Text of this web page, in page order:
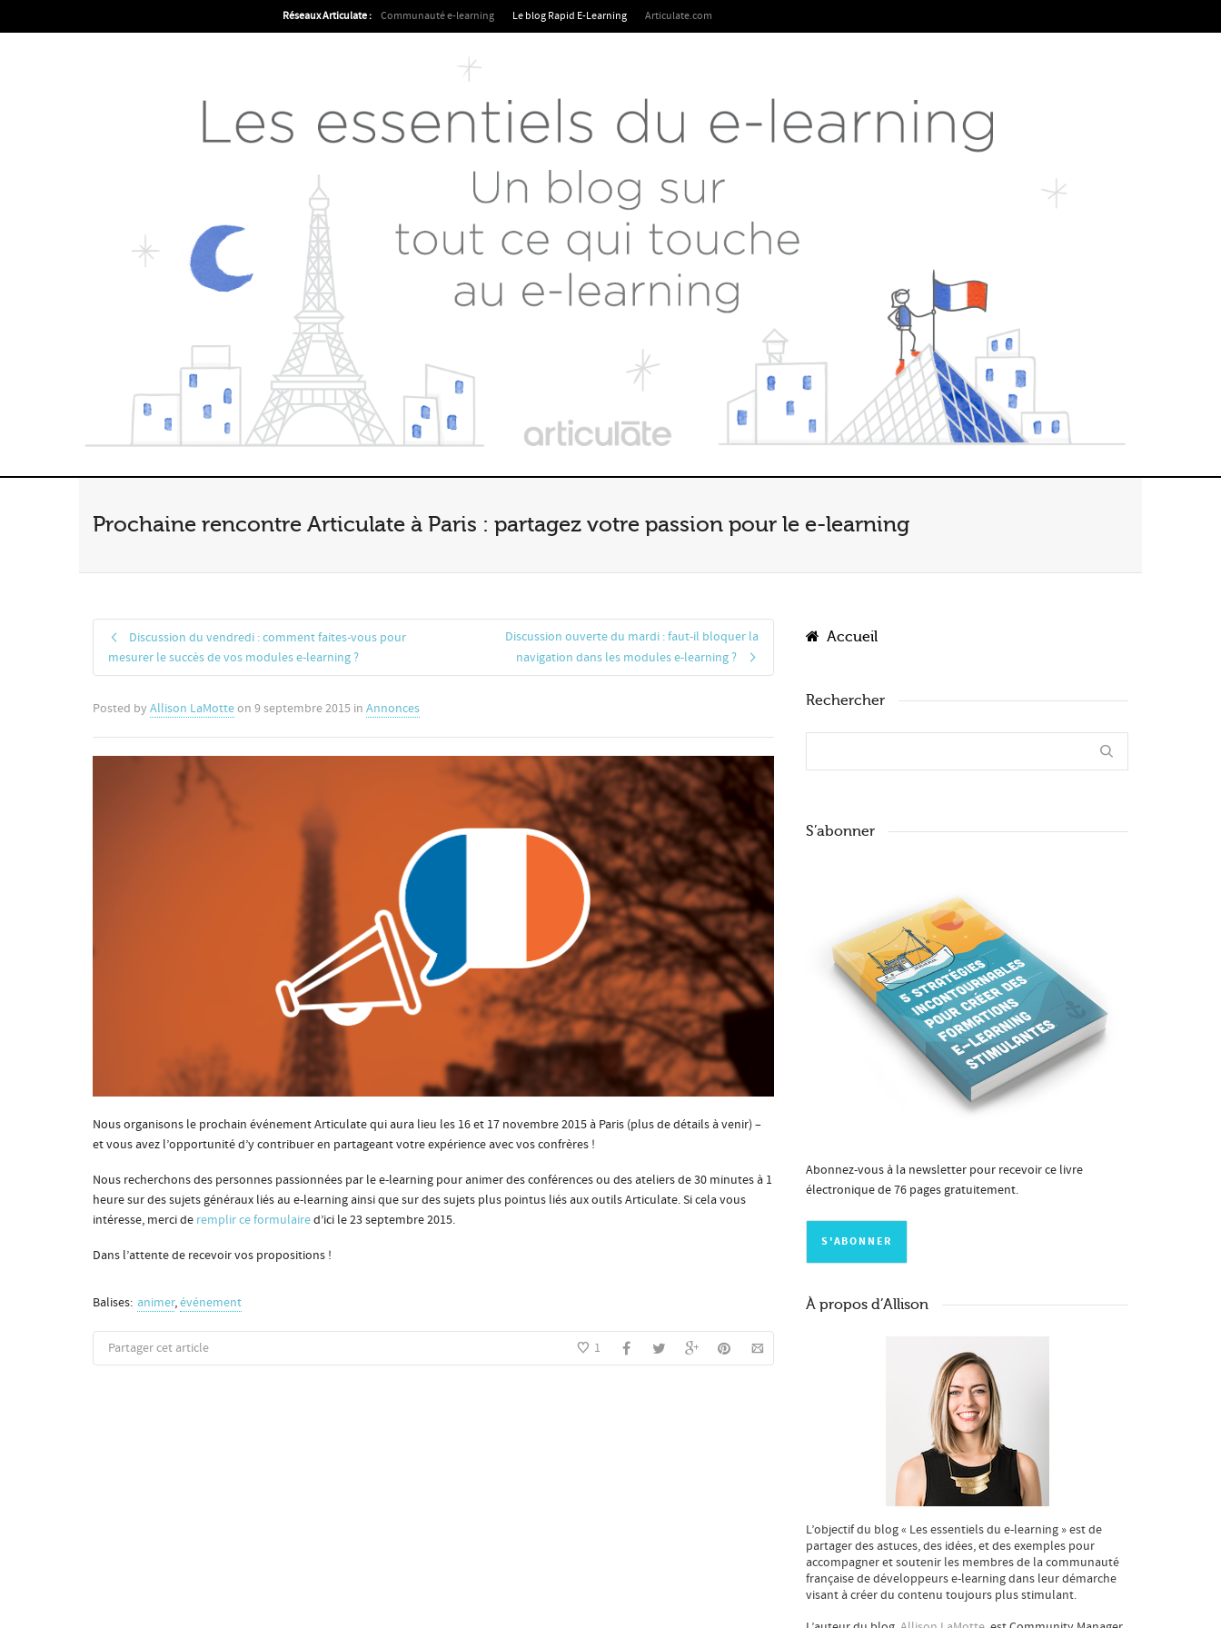
Réseaux Articulate : Communauté e-learning Le blog Rapid E-Learning Articulate.com
Prochaine rencontre Articulate à Paris : partagez votre passion pour le e-learning
Discussion du vendredi : comment faites-vous pour
mesurer le succès de vos modules e-learning ?
Discussion ouverte du mardi : faut-il bloquer la
navigation dans les modules e-learning ?
Posted by Allison LaMotteon 9 septembre 2015 in Annonces
Nous organisons le prochain événement Articulate qui aura lieu les 16 et 17 novembre 2015 à Paris (plus de détails à venir) –
et vous avez l’opportunité d’y contribuer en partageant votre expérience avec vos confrères !
Nous recherchons des personnes passionnées par le e-learning pour animer des conférences ou des ateliers de 30 minutes à 1
heure sur des sujets généraux liés au e-learning ainsi que sur des sujets plus pointus liés aux outils Articulate. Si cela vous
intéresse, merci de remplir ce formulaired’ici le 23 septembre 2015.
Dans l’attente de recevoir vos propositions !
Balises: animer,événement
Partager cet article 1
Accueil
Rechercher
S’abonner
Abonnez-vous à la newsletter pour recevoir ce livre
électronique de 76 pages gratuitement.
À propos d’Allison
L’objectif du blog « Les essentiels du e-learning » est de
partager des astuces, des idées, et des exemples pour
accompagner et soutenir les membres de la communauté
française de développeurs e-learning dans leur démarche
visant à créer du contenu toujours plus stimulant.